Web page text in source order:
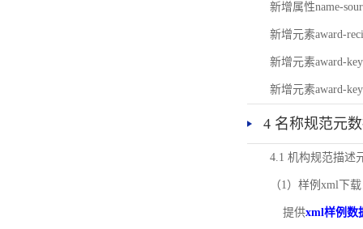
新增属性name-
新增元素award-
新增元素award-
新增元素award-
4 名称规范元
4.1 机构规范描述
（1）样例xml下载
提供xml样例数